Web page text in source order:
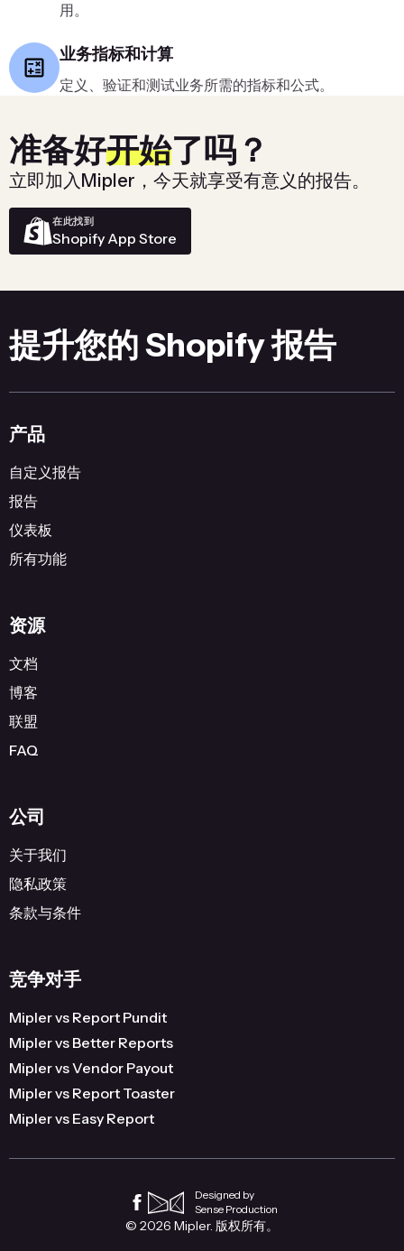
用。
业务指标和计算
定义、验证和测试业务所需的指标和公式。
准备好开始了吗？
立即加入Mipler，今天就享受有意义的报告。
在此找到
Shopify App Store
提升您的 Shopify 报告
产品
自定义报告
报告
仪表板
所有功能
资源
文档
博客
联盟
FAQ
公司
关于我们
隐私政策
条款与条件
竞争对手
Mipler vs Report Pundit
Mipler vs Better Reports
Mipler vs Vendor Payout
Mipler vs Report Toaster
Mipler vs Easy Report
Designed by
Sense Production
© 2026 Mipler. 版权所有。